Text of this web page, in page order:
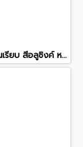
เมทัลชีท แผ่นเรียบ สีอลูซิงค์ หน้ากว้าง 91.4 ซม. ยาว 7.20 ม.